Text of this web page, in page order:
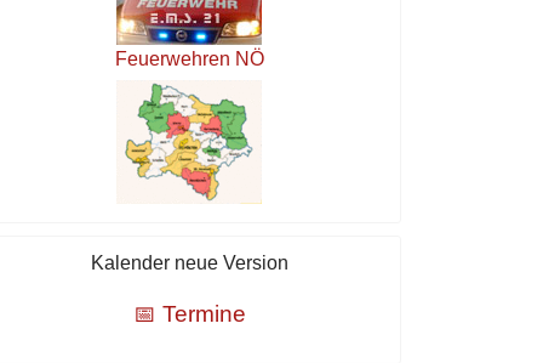
Feuerwehren NÖ
Kalender neue Version
📅 Termine